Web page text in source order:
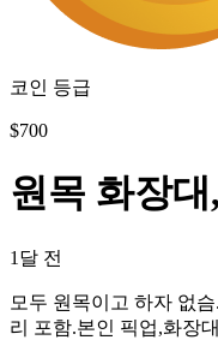
코인 등급
$700
원목 화장
1달 전
모두 원목이고 하자 없
리 포함.본인 픽업,화장